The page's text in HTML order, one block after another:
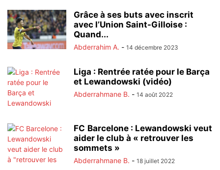
Grâce à ses buts avec inscrit
avec l’Union Saint-Gilloise :
Quand...
Abderrahim A. - 14 décembre 2023
Liga : Rentrée ratée pour le Barça
et Lewandowski (vidéo)
Abderrahmane B. - 14 août 2022
FC Barcelone : Lewandowski veut
aider le club à « retrouver les
sommets »
Abderrahmane B. - 18 juillet 2022